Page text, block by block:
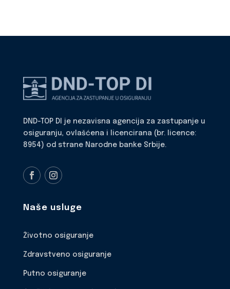
DND-TOP DI je nezavisna agencija za zastupanje u
osiguranju, ovlašćena i licencirana (br. licence:
8954) od strane Narodne banke Srbije.
Naše usluge
Životno osiguranje
Zdravstveno osiguranje
Putno osiguranje